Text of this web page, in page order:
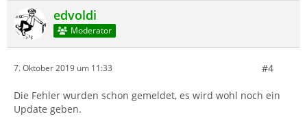
edvoldi
Moderator
7. Oktober 2019 um 11:33 #4
Die Fehler wurden schon gemeldet, es wird wohl noch ein
Update geben.